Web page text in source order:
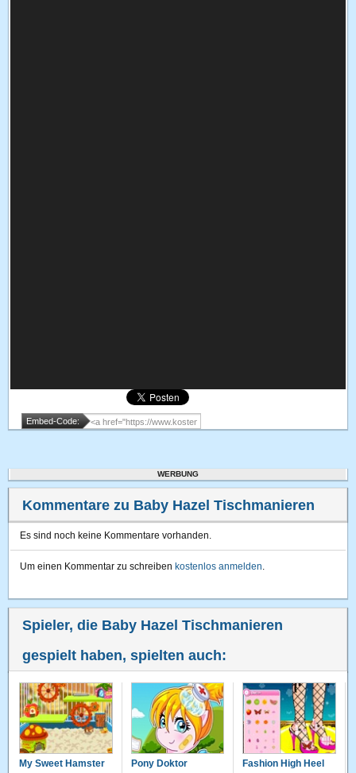
Embed-Code:
WERBUNG
Kommentare zu Baby Hazel Tischmanieren
Es sind noch keine Kommentare vorhanden.
Um einen Kommentar zu schreiben kostenlos anmelden.
Spieler, die Baby Hazel Tischmanieren
gespielt haben, spielten auch:
My Sweet Hamster Pony Doktor Fashion High Heel